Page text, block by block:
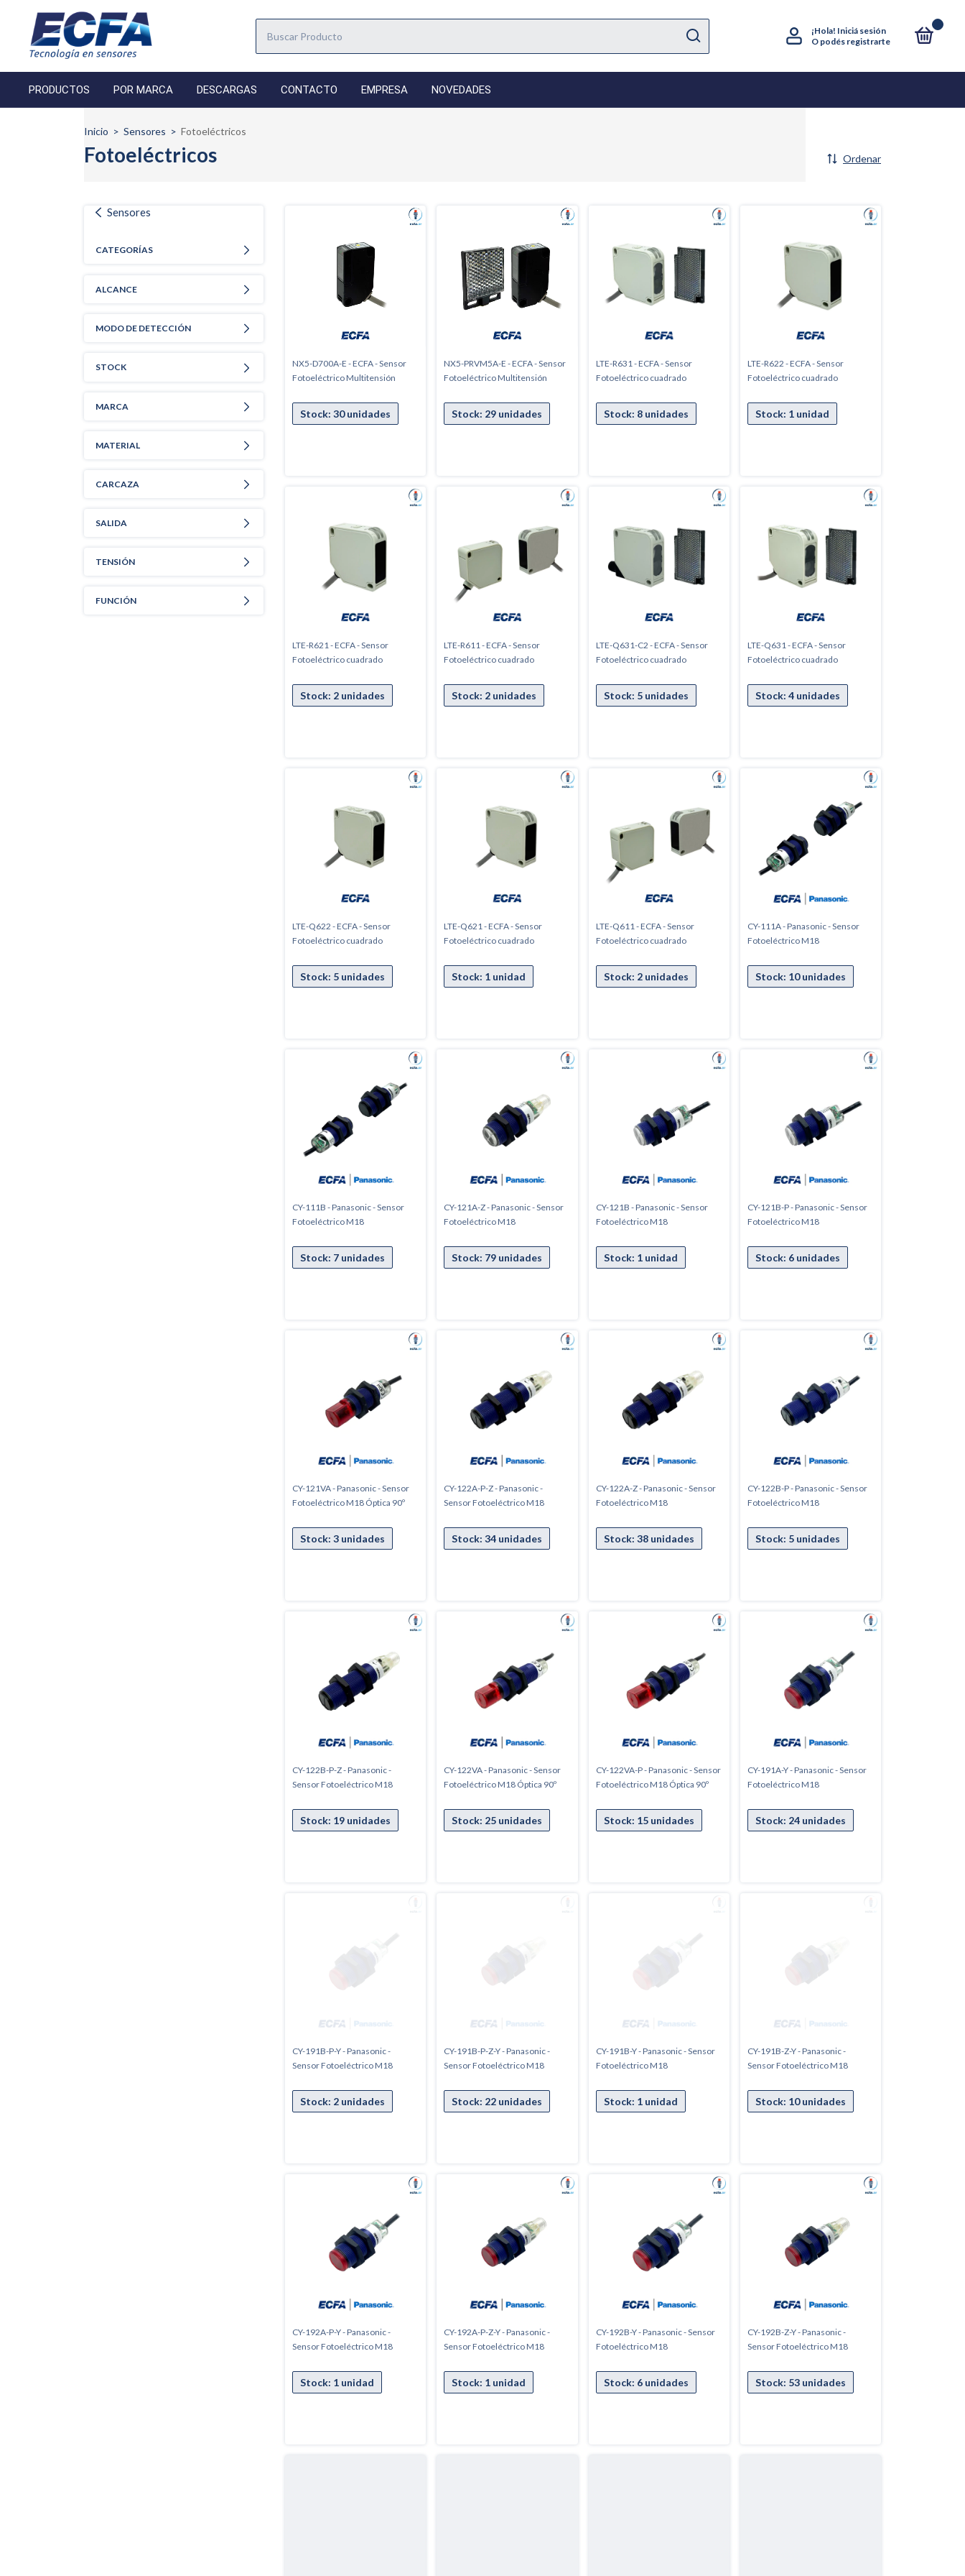
¡Hola! Iniciá sesión
O podés registrarte
PRODUCTOS POR MARCA DESCARGAS CONTACTO EMPRESA NOVEDADES
Inicio > Sensores > Fotoeléctricos
Fotoeléctricos Ordenar
Sensores
CATEGORÍAS
ALCANCE
MODO DE DETECCIÓN
STOCK
MARCA
MATERIAL
CARCAZA
SALIDA
TENSIÓN
FUNCIÓN
NX5-D700A-E - ECFA - Sensor
Fotoeléctrico Multitensión
NX5-PRVM5A-E - ECFA - Sensor
Fotoeléctrico Multitensión
LTE-R631 - ECFA - Sensor
Fotoeléctrico cuadrado
LTE-R622 - ECFA - Sensor
Fotoeléctrico cuadrado
LTE-R621 - ECFA - Sensor
Fotoeléctrico cuadrado
LTE-R611 - ECFA - Sensor
Fotoeléctrico cuadrado
LTE-Q631-C2 - ECFA - Sensor
Fotoeléctrico cuadrado
LTE-Q631 - ECFA - Sensor
Fotoeléctrico cuadrado
LTE-Q622 - ECFA - Sensor
Fotoeléctrico cuadrado
LTE-Q621 - ECFA - Sensor
Fotoeléctrico cuadrado
LTE-Q611 - ECFA - Sensor
Fotoeléctrico cuadrado
CY-111A - Panasonic - Sensor
Fotoeléctrico M18
CY-111B - Panasonic - Sensor
Fotoeléctrico M18
CY-121A-Z - Panasonic - Sensor
Fotoeléctrico M18
CY-121B - Panasonic - Sensor
Fotoeléctrico M18
CY-121B-P - Panasonic - Sensor
Fotoeléctrico M18
CY-121VA - Panasonic - Sensor
Fotoeléctrico M18 Óptica 90º
CY-122A-P-Z - Panasonic -
Sensor Fotoeléctrico M18
CY-122A-Z - Panasonic - Sensor
Fotoeléctrico M18
CY-122B-P - Panasonic - Sensor
Fotoeléctrico M18
CY-122B-P-Z - Panasonic -
Sensor Fotoeléctrico M18
CY-122VA - Panasonic - Sensor
Fotoeléctrico M18 Óptica 90º
CY-122VA-P - Panasonic - Sensor
Fotoeléctrico M18 Óptica 90º
CY-191A-Y - Panasonic - Sensor
Fotoeléctrico M18
CY-191B-P-Y - Panasonic -
Sensor Fotoeléctrico M18
CY-191B-P-Z-Y - Panasonic -
Sensor Fotoeléctrico M18
CY-191B-Y - Panasonic - Sensor
Fotoeléctrico M18
CY-191B-Z-Y - Panasonic -
Sensor Fotoeléctrico M18
CY-192A-P-Y - Panasonic -
Sensor Fotoeléctrico M18
CY-192A-P-Z-Y - Panasonic -
Sensor Fotoeléctrico M18
CY-192B-Y - Panasonic - Sensor
Fotoeléctrico M18
CY-192B-Z-Y - Panasonic -
Sensor Fotoeléctrico M18